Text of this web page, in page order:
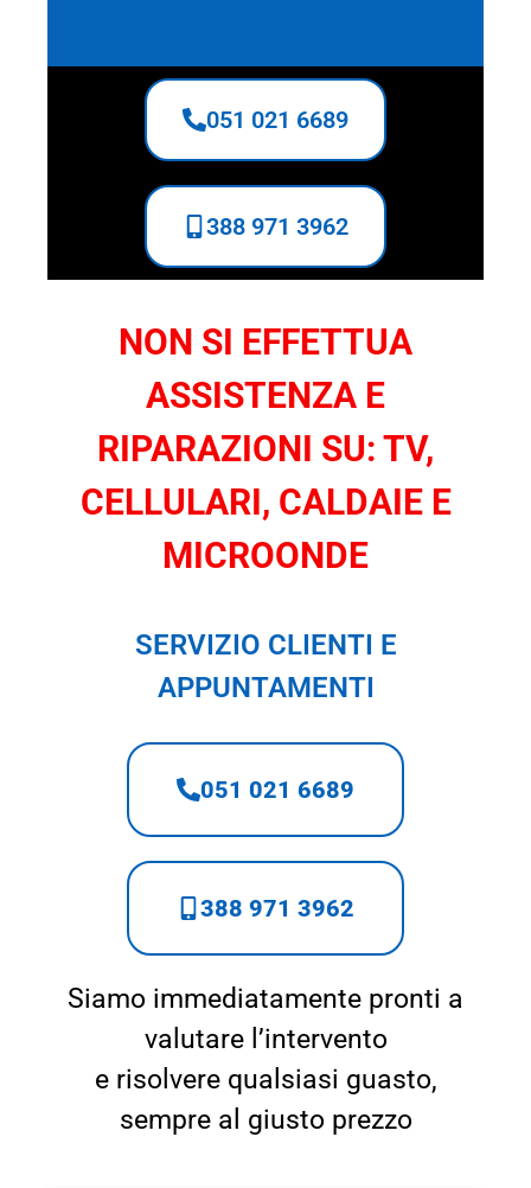
051 021 6689
388 971 3962
NON SI EFFETTUA
ASSISTENZA E
RIPARAZIONI SU: TV,
CELLULARI, CALDAIE E
MICROONDE
SERVIZIO CLIENTI E
APPUNTAMENTI
051 021 6689
388 971 3962
Siamo immediatamente pronti a
valutare l’intervento
e risolvere qualsiasi guasto,
sempre al giusto prezzo